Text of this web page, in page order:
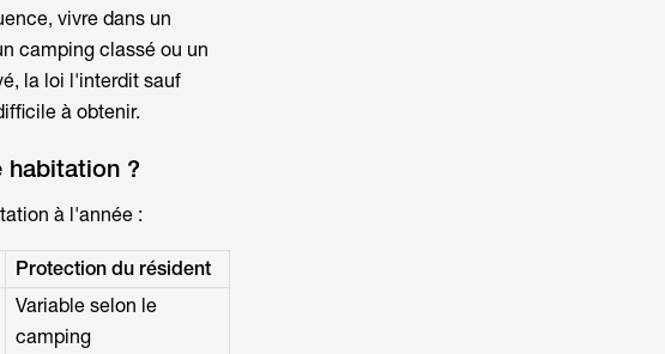
vivre dans un
camping classé ou un
la loi l'interdit sauf
à obtenir.
habitation ?
à l'année :
Protection du résident
Variable selon le
camping